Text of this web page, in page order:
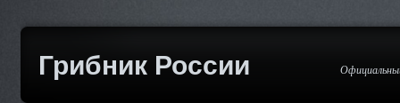
Грибник России